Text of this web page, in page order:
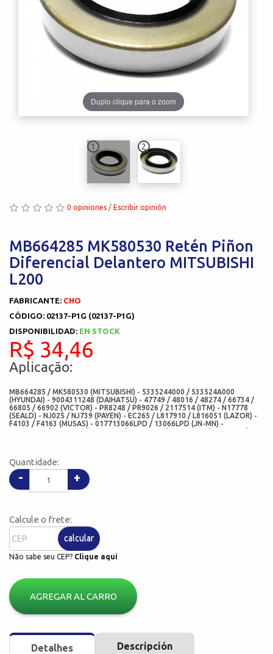
1 2
Duplo clique para o zoom
0 opiniones / Escribir opinión
MB664285 MK580530 Retén Piñon
Diferencial Delantero MITSUBISHI
L200
FABRICANTE: CHO
CÓDIGO: 02137-P1G (02137-P1G)
DISPONIBILIDAD: EN STOCK
R$ 34,46
Aplicação:
MB664285 / MK580530 (MITSUBISHI) - 5335244000 / 533524A000
(HYUNDAI) - 9004311248 (DAIHATSU) - 47749 / 48016 / 48274 / 66734 /
66805 / 66902 (VICTOR) - PR8248 / PR9026 / 2117514 (ITM) - N17778
(SEALD) - NJ025 / NJ739 (PAYEN) - EC265 / L817910 / L816051 (LAZOR) -
F4103 / F4163 (MUSAS) - 017713066LPD / 13066LPD (JN-MN) -
AD2685E0 / AD2685E / AE2685N / AH2685F0 / AH2685H0 / AH2685F /
7161(ARCA RETENTORES ) - 02137-P1G (CHO)
Quantidade:
- +
Calcule o frete:
calcular
Não sabe seu CEP? Clique aqui
AGREGAR AL CARRO
Detalhes Descripción